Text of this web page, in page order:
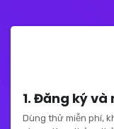
1. Đăng ký
Dùng thử miễn phí,